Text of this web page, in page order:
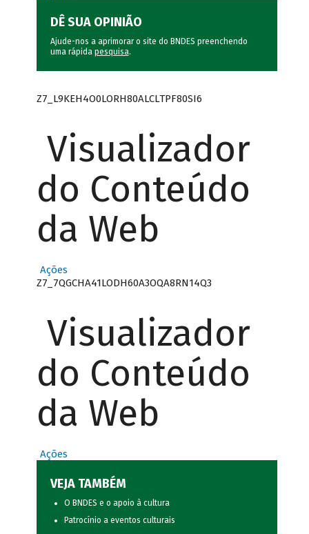
DÊ SUA OPINIÃO
Ajude-nos a aprimorar o site do BNDES preenchendo
uma rápida pesquisa.
Z7_L9KEH4O0LORH80ALCLTPF80SI6
Visualizador
do Conteúdo
da Web
Ações
Z7_7QGCHA41LODH60A3OQA8RN14Q3
Visualizador
do Conteúdo
da Web
Ações
VEJA TAMBÉM
O BNDES e o apoio à cultura
Patrocínio a eventos culturais